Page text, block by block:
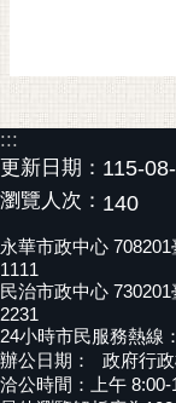
泉
桐
花
祭
網
站
導
覽
訂
:::
更新日期： 115-
瀏覽人次： 140
永華市政中心
1111
民治市政中心
2231
24小時市民服務熱線
辦公日期：
政府行
洽公時間：上午